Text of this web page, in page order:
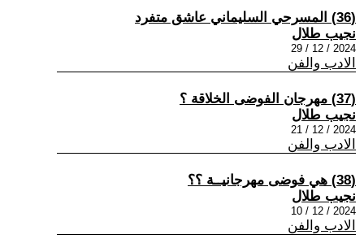
(36) المسرحي السليماني عاشق متفرد
نجيب طلال
2024 / 12 / 29
الادب والفن
(37) مهرجان الفوضى الخلاقة ؟
نجيب طلال
2024 / 12 / 21
الادب والفن
(38) هي فوضى مهرجانيــة ؟؟
نجيب طلال
2024 / 12 / 10
الادب والفن